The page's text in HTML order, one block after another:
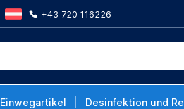
+43 720 116226
Einwegartikel Desinfektion und